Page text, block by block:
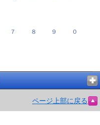
７ ８ ９ ０
ページ上部に戻る